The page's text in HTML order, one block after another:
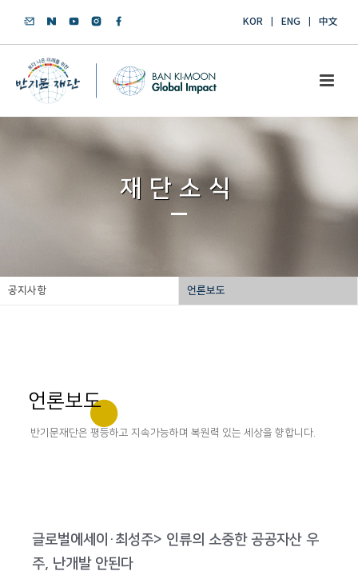
KOR ENG 中文
재단소식
공지사항 언론보도
언론보도
반기문재단은 평등하고 지속가능하며 복원력 있는 세상을 향합니다.
글로벌에세이·최성주> 인류의 소중한 공공자산 우
주, 난개발 안된다